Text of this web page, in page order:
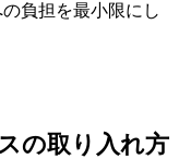
負担を最小限にし
の取り入れ方